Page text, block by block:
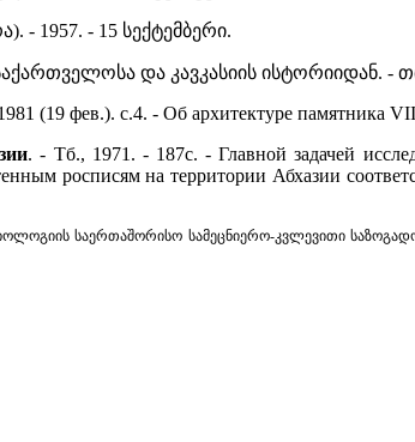
- 1957. - 15 სექტემბერი.
და კავკასიის ისტორიიდან. -
(19 фев.). с.4. - Об архитектуре памятника
. - Тб., 1971. - 187с. - Главной задачей
росписям на территории Абхазии
საერთაშორისო სამეცნიერო-კვლევითი